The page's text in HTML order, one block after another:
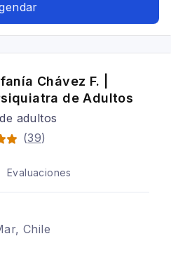
Chávez F. |
de Adultos
adultos
(39)
Evaluaciones
Chile